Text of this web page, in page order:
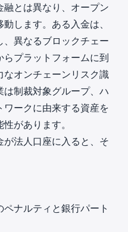
とは異なり、オープン
します。ある入金は、
異なるブロックチェー
らプラットフォームに到
オンチェーンリスク識
は制裁対象グループ、ハ
ワークに由来する資産を
があります。
が法人口座に入ると、そ
ナルティと銀行パート